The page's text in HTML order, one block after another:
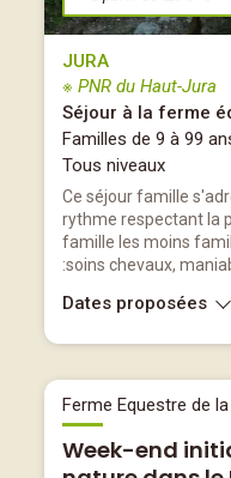
JURA
※ PNR du Haut-Jura
Séjour à la ferme
Familles de 9 à 99
Tous niveaux
Ce séjour famille
rythme respectant la
famille les moins
:soins chevaux,
Dates proposées
Ferme Equestre de
Week-end